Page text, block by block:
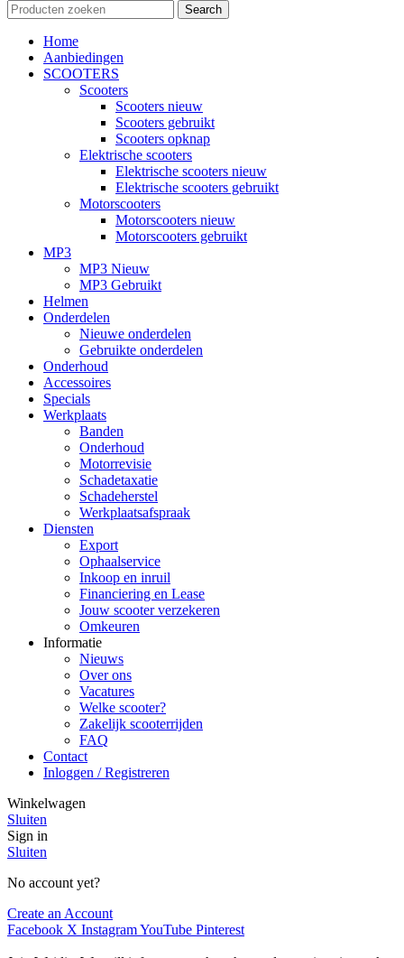
Search
Home
Aanbiedingen
SCOOTERS
Scooters
Scooters nieuw
Scooters gebruikt
Scooters opknap
Elektrische scooters
Elektrische scooters nieuw
Elektrische scooters gebruikt
Motorscooters
Motorscooters nieuw
Motorscooters gebruikt
MP3
MP3 Nieuw
MP3 Gebruikt
Helmen
Onderdelen
Nieuwe onderdelen
Gebruikte onderdelen
Onderhoud
Accessoires
Specials
Werkplaats
Banden
Onderhoud
Motorrevisie
Schadetaxatie
Schadeherstel
Werkplaatsafspraak
Diensten
Export
Ophaalservice
Inkoop en inruil
Financiering en Lease
Jouw scooter verzekeren
Omkeuren
Informatie
Nieuws
Over ons
Vacatures
Welke scooter?
Zakelijk scooterrijden
FAQ
Contact
Inloggen / Registreren
Winkelwagen
Sluiten
Sign in
Sluiten
No account yet?
Create an Account
Facebook X InstagramYouTube Pinterest